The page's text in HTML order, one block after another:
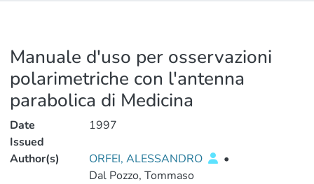
Manuale d'uso per osservazioni
polarimetriche con l'antenna
parabolica di Medicina
Date
Issued
1997
Author(s) ORFEI, ALESSANDRO
•
Dal Pozzo, Tommaso